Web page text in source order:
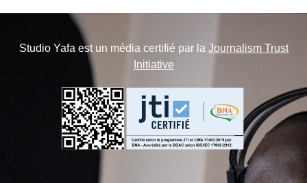
Studio Yafa est un média certifié par la Journalism Trust
Initiative